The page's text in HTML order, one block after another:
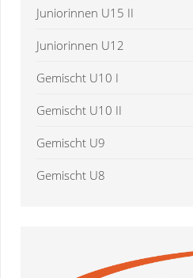
Juniorinnen U15 II
Juniorinnen U12
Gemischt U10 I
Gemischt U10 II
Gemischt U9
Gemischt U8